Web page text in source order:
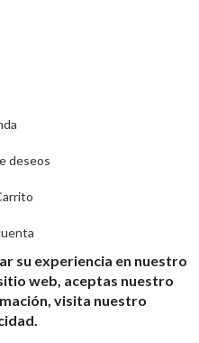
deseos
su experiencia en nuestro
web, aceptas nuestro
visita nuestro